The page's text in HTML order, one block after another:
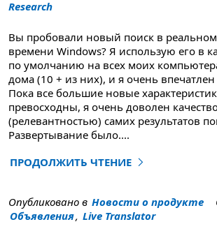
Research
Вы пробовали новый поиск в
времени Windows? Я использую его в
по умолчанию на всех моих
дома (10 + из них), и я очень
Пока все большие новые
превосходны, я очень доволен
(релевантностью) самих результатов
Развертывание было....
ПРОДОЛЖИТЬ ЧТЕНИЕ
"Новые Live Поиск и результаты
Опубликовано в Новости о продукте
Объявления, Live Translator